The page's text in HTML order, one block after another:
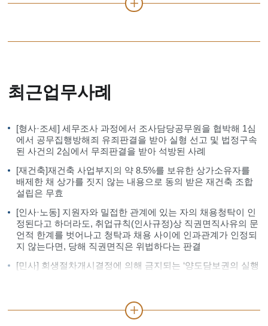
최근업무사례
[형사·조세] 세무조사 과정에서 조사담당공무원을 협박해 1심
에서 공무집행방해죄 유죄판결을 받아 실형 선고 및 법정구속
된 사건의 2심에서 무죄판결을 받아 석방된 사례
[재건축]재건축 사업부지의 약 8.5%를 보유한 상가소유자를
배제한 채 상가를 짓지 않는 내용으로 동의 받은 재건축 조합
설립은 무효
[인사·노동] 지원자와 밀접한 관계에 있는 자의 채용청탁이 인
정된다고 하더라도, 취업규칙(인사규정)상 직권면직사유의 문
언적 한계를 벗어나고 청탁과 채용 사이에 인과관계가 인정되
지 않는다면, 당해 직권면직은 위법하다는 판결
[민사] 회생절차개시결정에 의해 금지되는 ‘양도담보권의 실행
계없음을 증명하고 1심과 항소심 모두 승소한 사례